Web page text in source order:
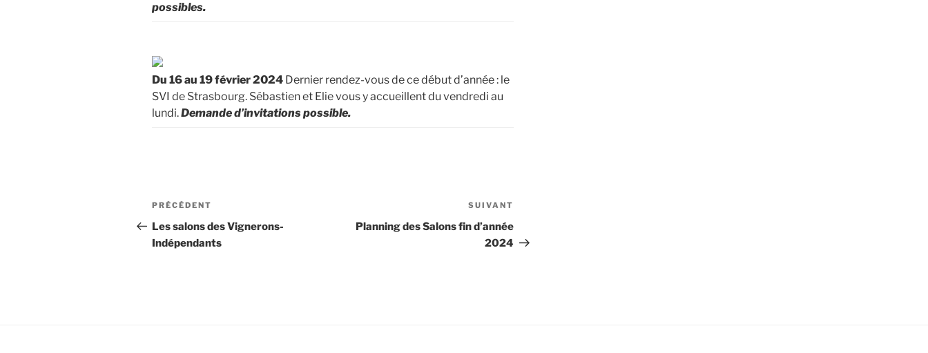
possibles.
Du 16 au 19 février 2024 Dernier rendez-vous de ce début d’année : le
SVI de Strasbourg. Sébastien et Elie vous y accueillent du vendredi au
lundi.Demande d’invitations possible.
Navigation
de
l’article
Article
précédent
PRÉCÉDENT
Les salons des Vignerons-
Indépendants
suivant
SUIVANT
Planning des Salons fin d’année
2024